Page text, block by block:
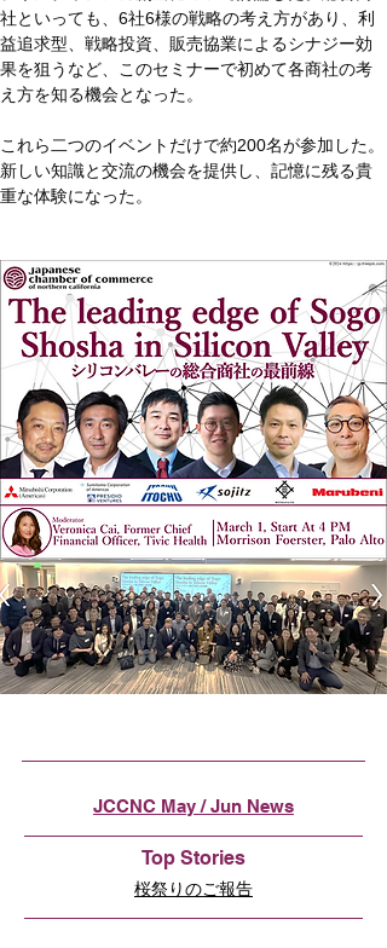
社といっても、6社6様の戦略の考え方があり、利
益追求型、戦略投資、販売協業によるシナジー効
果を狙うなど、このセミナーで初めて各商社の考
え方を知る機会となった。
これら二つのイベントだけで約200名が参加した。
新しい知識と交流の機会を提供し、記憶に残る貴
重な体験になった。
JCCNC May / Jun News
Top Stories
桜祭りのご報告